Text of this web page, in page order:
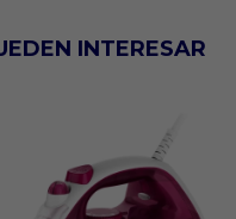
INTERESAR